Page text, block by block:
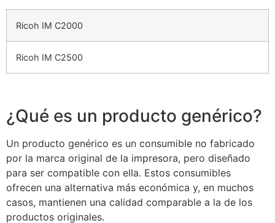
Ricoh IM C2000
Ricoh IM C2500
¿Qué es un producto genérico?
Un producto genérico es un consumible no fabricado
por la marca original de la impresora, pero diseñado
para ser compatible con ella. Estos consumibles
ofrecen una alternativa más económica y, en muchos
casos, mantienen una calidad comparable a la de los
productos originales.